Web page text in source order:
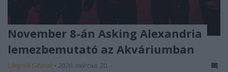
November 8-án Asking Alexandria
lemezbemutató az Akváriumban
Lángoló Gitárok • 2020. március 20.